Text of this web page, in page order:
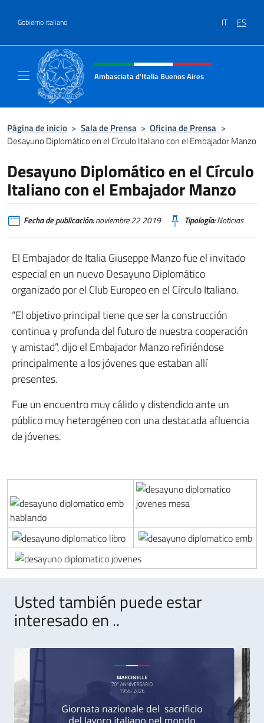
Gobierno italiano IT ES
Encabezado del sitio web,
Ambasciata d'Italia Buenos Aires
Página de inicio > Sala de Prensa > Oficina de Prensa >
Desayuno Diplomático en el Círculo Italiano con el Embajador Manzo
Desayuno Diplomático en el Círculo
Italiano con el Embajador Manzo
Fecha de publicación:noviembre 22 2019 Tipología:Noticias
El Embajador de Italia Giuseppe Manzo fue el invitado
especial en un nuevo Desayuno Diplomático
organizado por el Club Europeo en el Círculo Italiano.
“El objetivo principal tiene que ser la construcción
continua y profunda del futuro de nuestra cooperación
y amistad”, dijo el Embajador Manzo refiriéndose
principalmente a los jóvenes que estaban allí
presentes.
Fue un encuentro muy cálido y distendido ante un
público muy heterogéneo con una destacada afluencia
de jóvenes.
Usted también puede estar
interesado en ..